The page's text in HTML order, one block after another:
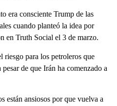
era consciente Trump de las
cuando planteó la idea por
en Truth Social el 3 de marzo.
riesgo para los petroleros que
de que Irán ha comenzado a
están ansiosos por que vuelva a